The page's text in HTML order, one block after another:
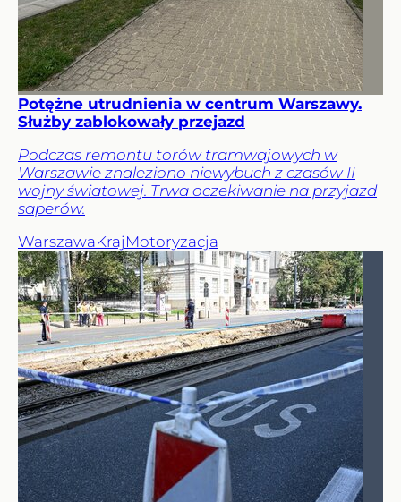
Potężne utrudnienia w centrum Warszawy.
Służby zablokowały przejazd
Podczas remontu torów tramwajowych w
Warszawie znaleziono niewybuch z czasów II
wojny światowej. Trwa oczekiwanie na przyjazd
saperów.
WarszawaKraj Motoryzacja